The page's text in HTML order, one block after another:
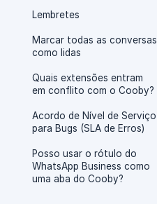
Lembretes
Marcar todas as conversas
como lidas
Quais extensões entram
em conflito com o Cooby?
Acordo de Nível de Serviço
para Bugs (SLA de Erros)
Posso usar o rótulo do
WhatsApp Business como
uma aba do Cooby?